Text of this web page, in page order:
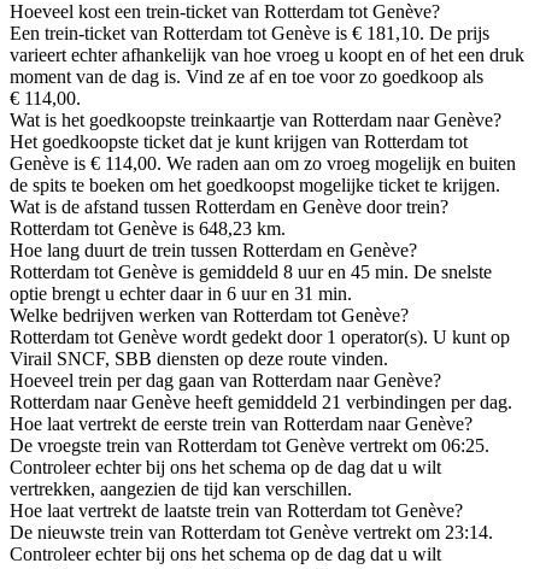
Hoeveel kost een trein-ticket van Rotterdam tot Genève?
Een trein-ticket van Rotterdam tot Genève is € 181,10. De prijs
varieert echter afhankelijk van hoe vroeg u koopt en of het een druk
moment van de dag is. Vind ze af en toe voor zo goedkoop als
€ 114,00.
Wat is het goedkoopste treinkaartje van Rotterdam naar Genève?
Het goedkoopste ticket dat je kunt krijgen van Rotterdam tot
Genève is € 114,00. We raden aan om zo vroeg mogelijk en buiten
de spits te boeken om het goedkoopst mogelijke ticket te krijgen.
Wat is de afstand tussen Rotterdam en Genève door trein?
Rotterdam tot Genève is 648,23 km.
Hoe lang duurt de trein tussen Rotterdam en Genève?
Rotterdam tot Genève is gemiddeld 8 uur en 45 min. De snelste
optie brengt u echter daar in 6 uur en 31 min.
Welke bedrijven werken van Rotterdam tot Genève?
Rotterdam tot Genève wordt gedekt door 1 operator(s). U kunt op
Virail SNCF, SBB diensten op deze route vinden.
Hoeveel trein per dag gaan van Rotterdam naar Genève?
Rotterdam naar Genève heeft gemiddeld 21 verbindingen per dag.
Hoe laat vertrekt de eerste trein van Rotterdam naar Genève?
De vroegste trein van Rotterdam tot Genève vertrekt om 06:25.
Controleer echter bij ons het schema op de dag dat u wilt
vertrekken, aangezien de tijd kan verschillen.
Hoe laat vertrekt de laatste trein van Rotterdam tot Genève?
De nieuwste trein van Rotterdam tot Genève vertrekt om 23:14.
Controleer echter bij ons het schema op de dag dat u wilt